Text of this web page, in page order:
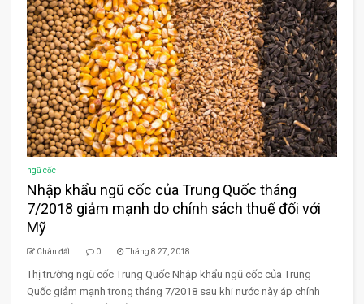
ngũ cốc
Nhập khẩu ngũ cốc của Trung Quốc tháng
7/2018 giảm mạnh do chính sách thuế đối với
Mỹ
Chân đất 0 Tháng 8 27, 2018
Thị trường ngũ cốc Trung Quốc Nhập khẩu ngũ cốc của Trung
Quốc giảm mạnh trong tháng 7/2018 sau khi nước này áp chính